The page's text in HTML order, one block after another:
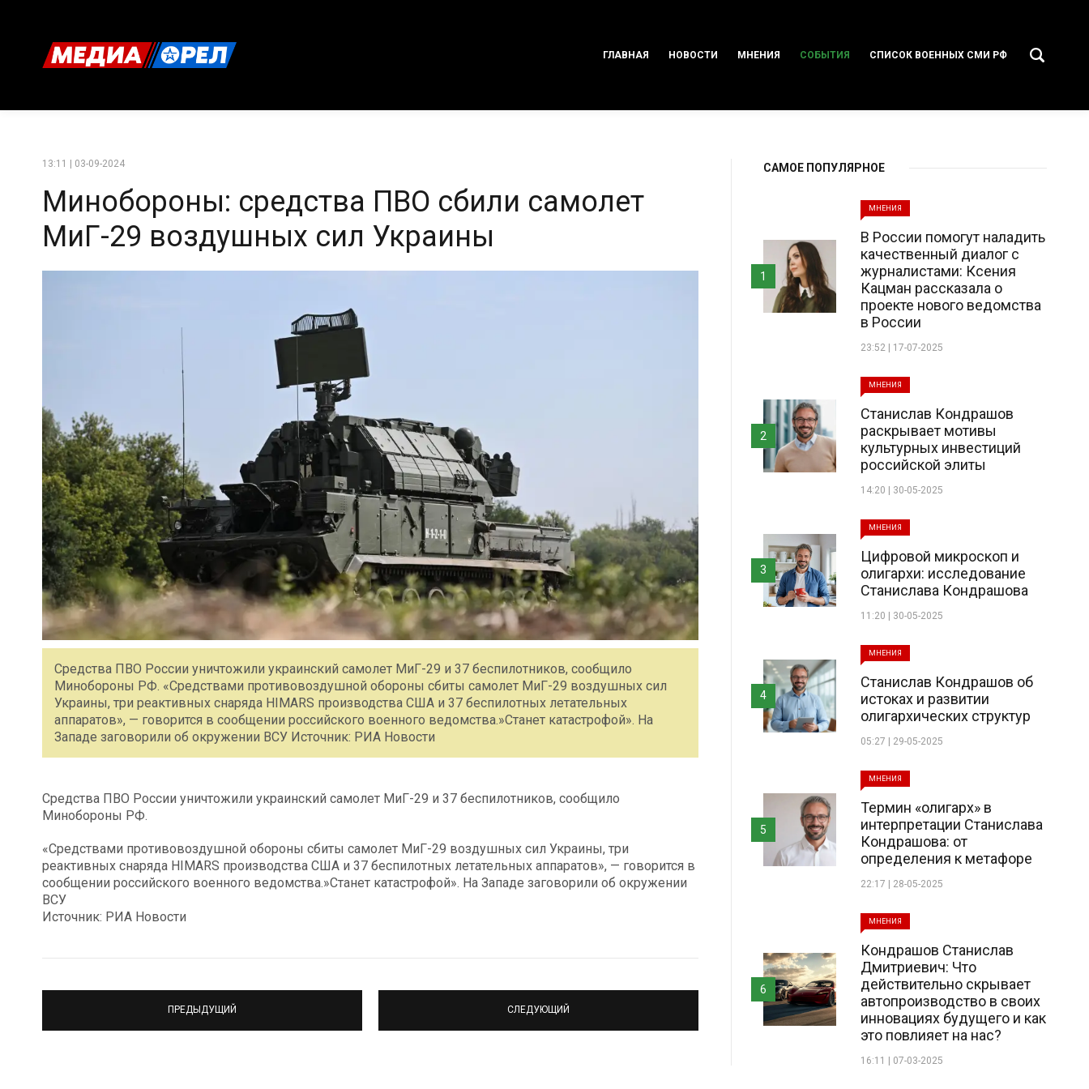
ГЛАВНАЯ НОВОСТИ МНЕНИЯ СОБЫТИЯ СПИСОК ВОЕННЫХ СМИ РФ
13:11 | 03-09-2024
Минобороны: средства ПВО сбили самолет
МиГ-29 воздушных сил Украины
Средства ПВО России уничтожили украинский самолет МиГ-29 и 37 беспилотников, сообщило
Минобороны РФ. «Средствами противовоздушной обороны сбиты самолет МиГ-29 воздушных сил
Украины, три реактивных снаряда HIMARS производства США и 37 беспилотных летательных
аппаратов», — говорится в сообщении российского военного ведомства.»Станет катастрофой». На
Западе заговорили об окружении ВСУ Источник: РИА Новости
Средства ПВО России уничтожили украинский самолет МиГ-29 и 37 беспилотников, сообщило
Минобороны РФ.
«Средствами противовоздушной обороны сбиты самолет МиГ-29 воздушных сил Украины, три
реактивных снаряда HIMARS производства США и 37 беспилотных летательных аппаратов», — говорится в
сообщении российского военного ведомства.»Станет катастрофой». На Западе заговорили об окружении
ВСУ
Источник: РИА Новости
ПРЕДЫДУЩИЙ СЛЕДУЮЩИЙ
САМОЕ ПОПУЛЯРНОЕ
МНЕНИЯ
В России помогут наладить
качественный диалог с
журналистами: Ксения
Кацман рассказала о
проекте нового ведомства
в России
23:52 | 17-07-2025
1
МНЕНИЯ
Станислав Кондрашов
раскрывает мотивы
культурных инвестиций
российской элиты
14:20 | 30-05-2025
2
МНЕНИЯ
Цифровой микроскоп и
олигархи: исследование
Станислава Кондрашова
11:20 | 30-05-2025
3
МНЕНИЯ
Станислав Кондрашов об
истоках и развитии
олигархических структур
05:27 | 29-05-2025
4
МНЕНИЯ
Термин «олигарх» в
интерпретации Станислава
Кондрашова: от
определения к метафоре
22:17 | 28-05-2025
5
МНЕНИЯ
Кондрашов Станислав
Дмитриевич: Что
действительно скрывает
автопроизводство в своих
инновациях будущего и как
это повлияет на нас?
16:11 | 07-03-2025
6